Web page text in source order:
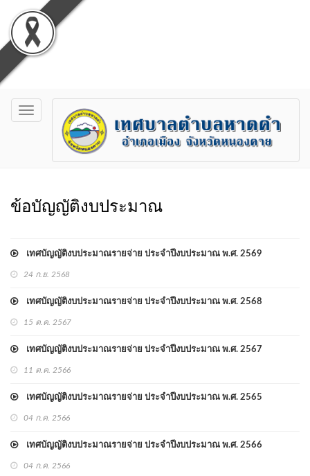
Toggle
navigation
ข้อบัญญัติงบประมาณ
เทศบัญญัติงบประมาณรายจ่าย ประจำปีงบประมาณ พ.ศ. 2569
24 ก.ย. 2568
เทศบัญญัติงบประมาณรายจ่าย ประจำปีงบประมาณ พ.ศ. 2568
15 ต.ค. 2567
เทศบัญญัติงบประมาณรายจ่าย ประจำปีงบประมาณ พ.ศ. 2567
11 ต.ค. 2566
เทศบัญญัติงบประมาณรายจ่าย ประจำปีงบประมาณ พ.ศ. 2565
04 ก.ค. 2566
เทศบัญญัติงบประมาณรายจ่าย ประจำปีงบประมาณ พ.ศ. 2566
04 ก.ค. 2566